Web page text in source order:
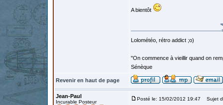
A bientôt
Lolométéo, rétro addict ;o)
"On commence à vieillir quand on
Sénèque
Revenir en haut de page
Jean-Paul
Incurable Posteur
Posté le: 15/02/2012 19:47 Sujet